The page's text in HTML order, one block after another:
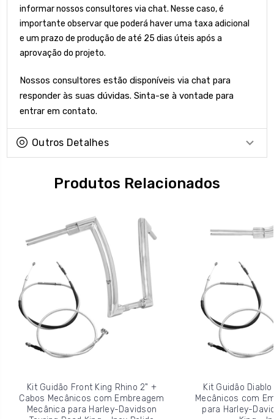
informar nossos consultores via chat. Nesse caso, é
importante observar que poderá haver uma taxa adicional
e um prazo de produção de até 25 dias úteis após a
aprovação do projeto.
Nossos consultores estão disponíveis via chat para
responder às suas dúvidas. Sinta-se à vontade para
entrar em contato.
Outros Detalhes
Produtos Relacionados
Kit Guidão Front King Rhino 2" +
Cabos Mecânicos com Embreagem
Mecânica para Harley-Davidson
Kit Guidão
Mecânicos com
para Harley-